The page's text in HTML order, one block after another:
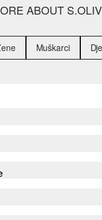
ABOUT
Muškarci